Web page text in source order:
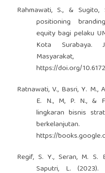
Rahmawati, S., &
positioning
equity bagi pelaku
Kota Surabaya.
https://doi.org/
Ratnawati, V., Basri, Y. M.,
E. N., M, P. N., &
lingkaran bisnis
https://
Regif, S. Y., Seran, M. S.
Saputri, L.